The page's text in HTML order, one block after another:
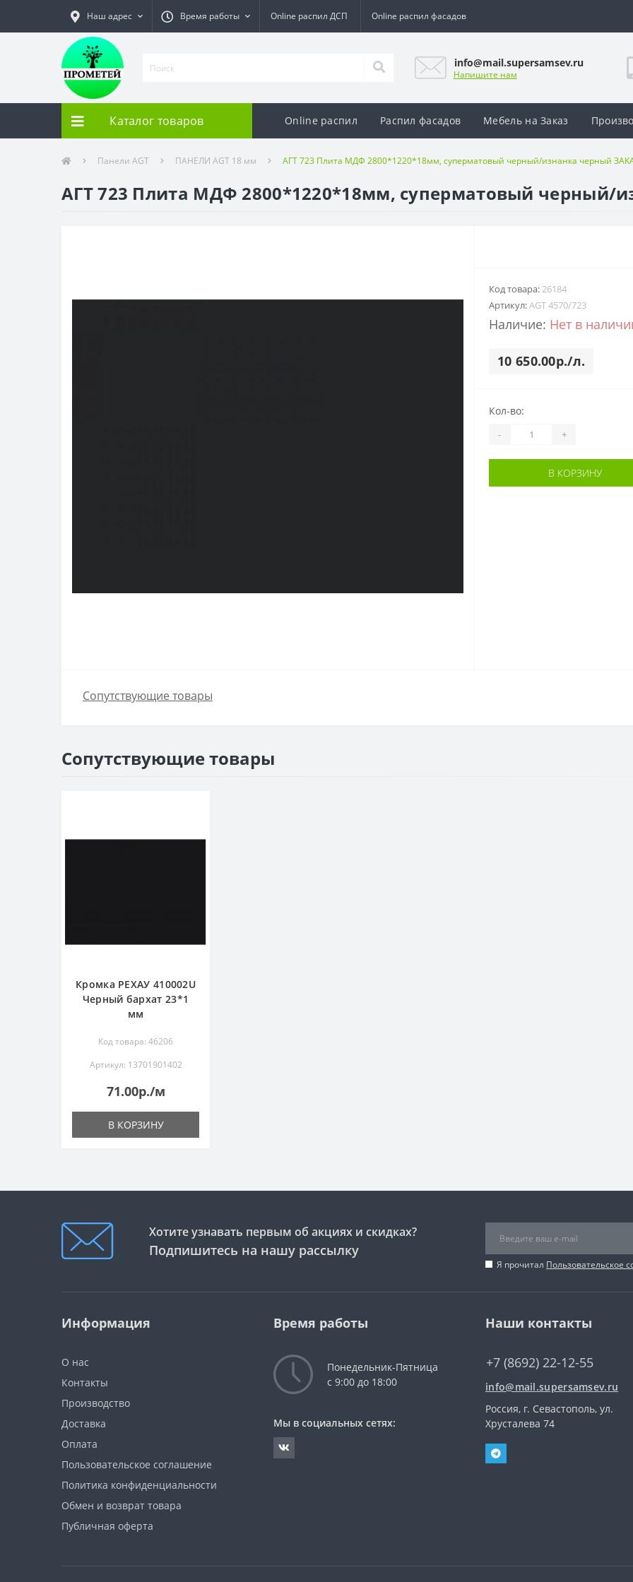
Наш адрес Время работы Online распил ДСП Online распил фасадов
info@mail.supersamsev.ru
Напишите нам
Каталог товаров Online распил Распил фасадов Мебель на Заказ
Панели AGT ПАНЕЛИ AGT 18 мм АГТ 723 Плита МДФ 2800*1220*18мм, суперматовый черный/изнанка черный
АГТ 723 Плита МДФ 2800*1220*18мм, суперматовый черный/
Код товара:26184
Артикул:AGT 4570/723
Наличие: Нет в
10 650.00р./л.
Кол-во:
- +
В КОРЗИНУ
Сопутствующие товары
Сопутствующие товары
Кромка РЕХАУ 410002U
Черный бархат 23*1
мм
Код товара: 46206
Артикул: 13701901402
71.00р./м
В КОРЗИНУ
Хотите узнавать первым об акциях и скидках?
Подпишитесь на нашу рассылку
Я прочитал Пользовательское
Информация
О нас
Контакты
Производство
Доставка
Оплата
Пользовательское соглашение
Политика конфиденциальности
Обмен и возврат товара
Публичная оферта
Время работы
Понедельник-Пятница
с 9:00 до 18:00
Мы в социальных сетях:
Наши контакты
+7 (8692) 22-12-55
info@mail.supersamsev.ru
Россия, г. Севастополь, ул.
Хрусталева 74